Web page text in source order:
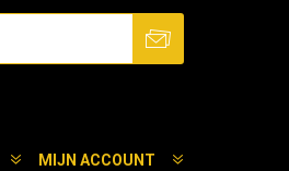
MIJN ACCOUNT